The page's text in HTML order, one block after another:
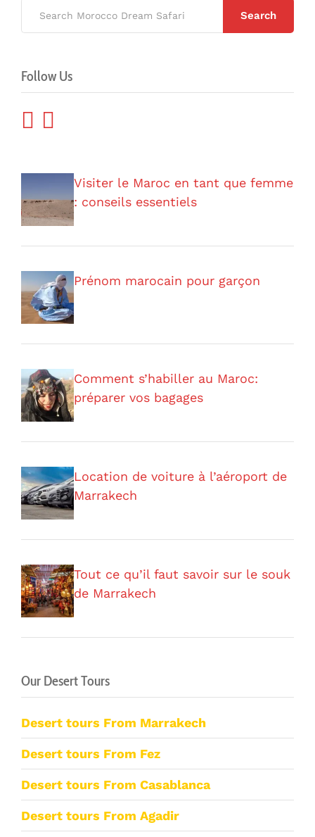
Search
Follow Us
Visiter le Maroc en tant que femme
: conseils essentiels
Prénom marocain pour garçon
Comment s’habiller au Maroc:
préparer vos bagages
Location de voiture à l’aéroport de
Marrakech
Tout ce qu’il faut savoir sur le souk
de Marrakech
Our Desert Tours
Desert tours From Marrakech
Desert tours From Fez
Desert tours From Casablanca
Desert tours From Agadir